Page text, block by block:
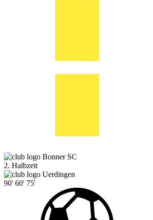
Bonner SC
2. Halbzeit
Uerdingen
90' 60' 75'